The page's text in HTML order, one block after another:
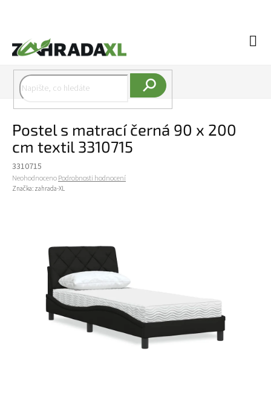
Postel s matrací černá 90 x 200
cm textil 3310715
3310715
Průměrné hodnocení produktu je 0,0 z 5 hvězdiček.
NeohodnocenoPodrobnosti hodnocení
Značka: zahrada-XL